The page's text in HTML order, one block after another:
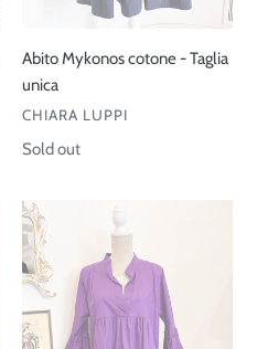
Abito Mykonos cotone - Taglia
unica
VENDOR
CHIARA LUPPI
Regular
Sold out
Abito
Mykonos
cotone
Taglia
unica